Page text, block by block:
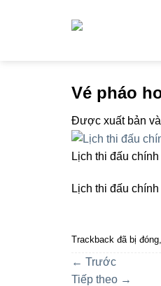
Vé pháo
Được xuất bản
Lịch thi đấu
Lịch thi đấu
Trackback đã bị
← Trước
Tiếp theo →